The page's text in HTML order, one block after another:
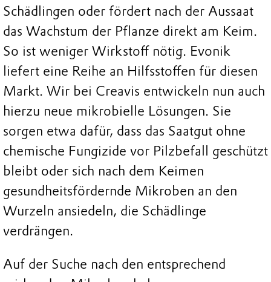
Schädlingen oder fördert nach der Aussaat
das Wachstum der Pflanze direkt am Keim.
So ist weniger Wirkstoff nötig. Evonik
liefert eine Reihe an Hilfsstoffen für diesen
Markt. Wir bei Creavis entwickeln nun auch
hierzu neue mikrobielle Lösungen. Sie
sorgen etwa dafür, dass das Saatgut ohne
chemische Fungizide vor Pilzbefall geschützt
bleibt oder sich nach dem Keimen
gesundheitsfördernde Mikroben an den
Wurzeln ansiedeln, die Schädlinge
verdrängen.
Auf der Suche nach den entsprechend